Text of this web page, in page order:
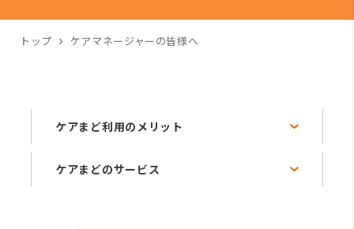
トップ ケアマネージャーの皆様へ
ケアまど利用のメリット
ケアまどのサービス